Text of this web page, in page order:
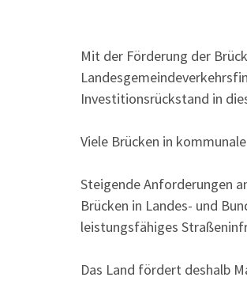
Mit der Förderung der
Investitionsrückstand in
Viele Brücken in
Steigende Anforderungen
Brücken in Landes- und
leistungsfähiges
Das Land fördert deshalb